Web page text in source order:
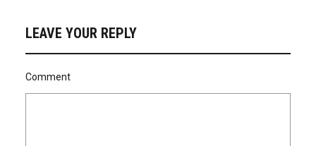
LEAVE YOUR REPLY
Comment